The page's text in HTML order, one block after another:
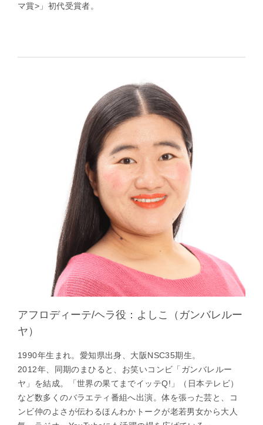
マ賞>」初代受賞者。
アフロディーテ/ヘラ役：よしこ（ガンバレルー
ヤ）
1990年生まれ。愛知県出身、大阪NSC35期生。
2012年、同期のまひると、お笑いコンビ「ガンバレルー
ヤ」を結成。「世界の果てまでイッテQ!」（日本テレビ）
など数多くのバラエティ番組へ出演。体を張った芸と、コ
ンビ仲のよさが伝わるほんわかトークが老若男女から大人